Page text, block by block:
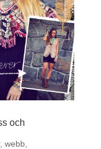
och
, webb,